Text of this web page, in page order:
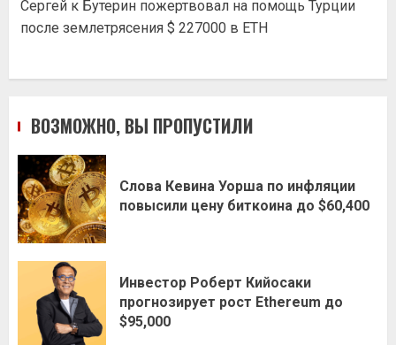
Сергей к Бутерин пожертвовал на помощь Турции
после землетрясения $ 227000 в ETH
ВОЗМОЖНО, ВЫ ПРОПУСТИЛИ
Слова Кевина Уорша по инфляции
повысили цену биткоина до $60,400
Инвестор Роберт Кийосаки
прогнозирует рост Ethereum до
$95,000